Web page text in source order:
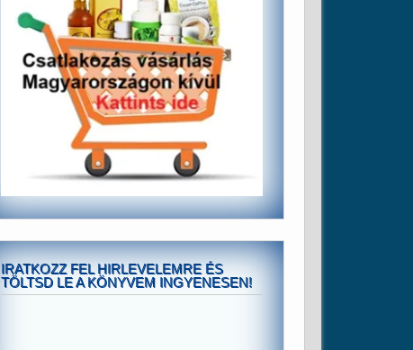
IRATKOZZ FEL HIRLEVELEMRE ÉS
TÖLTSD LE A KÖNYVEM INGYENESEN!